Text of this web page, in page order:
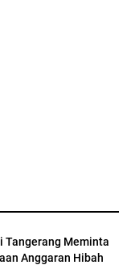
Tangerang Meminta
Anggaran Hibah